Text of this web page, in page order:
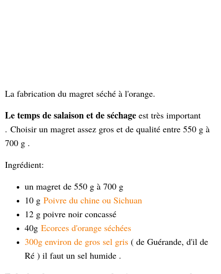
La fabrication du magret séché à l'orange.
Le temps de salaison et de séchage est très important
. Choisir un magret assez gros et de qualité entre 550 g à
700 g .
Ingrédient:
un magret de 550 g à 700 g
10 g Poivre du chine ou Sichuan
12 g poivre noir concassé
40g Ecorces d'orange séchées
300g environ de gros sel gris ( de Guérande, d'il de
Ré ) il faut un sel humide .